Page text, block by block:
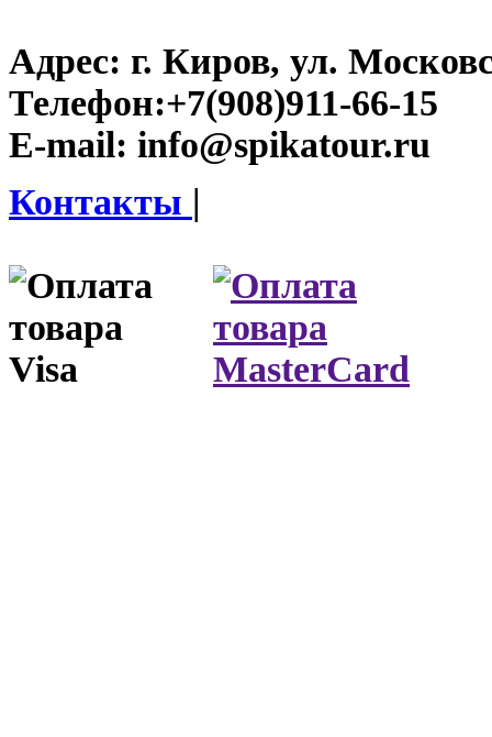
Адрес: г. Киров, ул.
Телефон:+7(908)911-66-15
E-mail: info@spikatour.ru
Контакты |